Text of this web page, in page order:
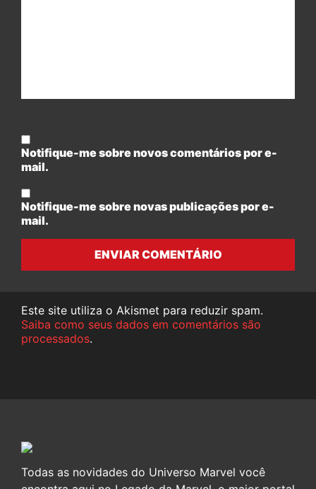
Notifique-me sobre novos comentários por e-
mail.
Notifique-me sobre novas publicações por e-
mail.
ENVIAR COMENTÁRIO
Este site utiliza o Akismet para reduzir spam.
Saiba como seus dados em comentários são
processados.
Todas as novidades do Universo Marvel você